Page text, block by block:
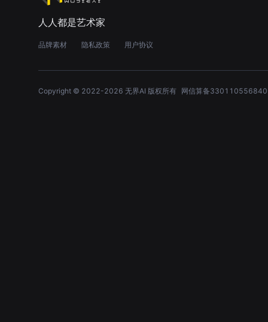
人人都是艺术家
品牌素材 隐私政策 用户协议
Copyright © 2022-2026 无界AI 版权所有 网信算备